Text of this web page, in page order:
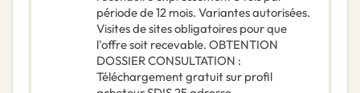
période de 12 mois. Variantes autorisées.
Visites de sites obligatoires pour que
l'offre soit recevable. OBTENTION
DOSSIER CONSULTATION :
Téléchargement gratuit sur profil